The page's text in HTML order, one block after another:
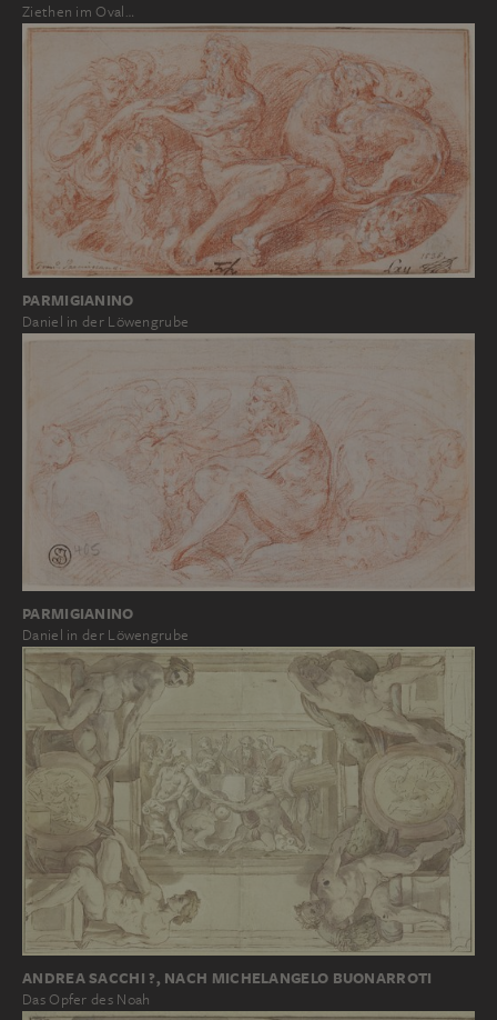
Ziethen im Oval…
PARMIGIANINO
Daniel in der Löwengrube
PARMIGIANINO
Daniel in der Löwengrube
ANDREA SACCHI ?, NACH MICHELANGELO BUONARROTI
Das Opfer des Noah